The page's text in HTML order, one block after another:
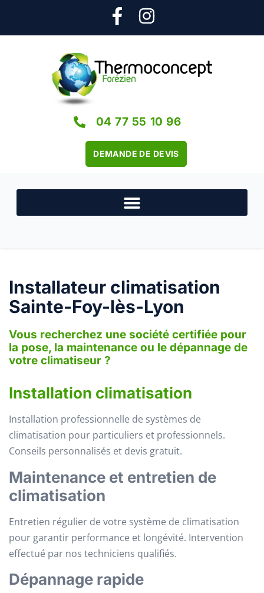
04 77 55 10 96
DEMANDE DE DEVIS
Installateur climatisation
Sainte-Foy-lès-Lyon
Vous recherchez une société certifiée pour
la pose, la maintenance ou le dépannage de
votre climatiseur ?
Installation climatisation
Installation professionnelle de systèmes de
climatisation pour particuliers et professionnels.
Conseils personnalisés et devis gratuit.
Maintenance et entretien de
climatisation
Entretien régulier de votre système de climatisation
pour garantir performance et longévité. Intervention
effectué par nos techniciens qualifiés.
Dépannage rapide